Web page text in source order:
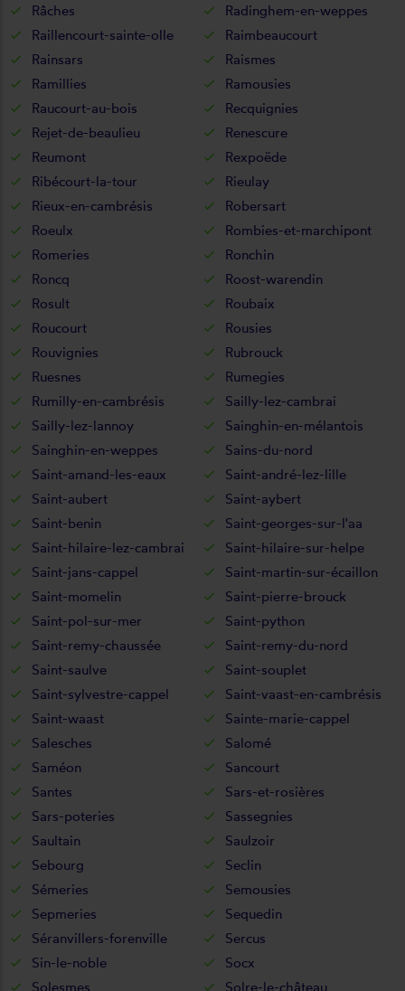
Râches
Radinghem-en-weppes
Raillencourt-sainte-olle
Raimbeaucourt
Rainsars
Raismes
Ramillies
Ramousies
Raucourt-au-bois
Recquignies
Rejet-de-beaulieu
Renescure
Reumont
Rexpoëde
Ribécourt-la-tour
Rieulay
Rieux-en-cambrésis
Robersart
Roeulx
Rombies-et-marchipont
Romeries
Ronchin
Roncq
Roost-warendin
Rosult
Roubaix
Roucourt
Rousies
Rouvignies
Rubrouck
Ruesnes
Rumegies
Rumilly-en-cambrésis
Sailly-lez-cambrai
Sailly-lez-lannoy
Sainghin-en-mélantois
Sainghin-en-weppes
Sains-du-nord
Saint-amand-les-eaux
Saint-andré-lez-lille
Saint-aubert
Saint-aybert
Saint-benin
Saint-georges-sur-l'aa
Saint-hilaire-lez-cambrai
Saint-hilaire-sur-helpe
Saint-jans-cappel
Saint-martin-sur-écaillon
Saint-momelin
Saint-pierre-brouck
Saint-pol-sur-mer
Saint-python
Saint-remy-chaussée
Saint-remy-du-nord
Saint-saulve
Saint-souplet
Saint-sylvestre-cappel
Saint-vaast-en-cambrésis
Saint-waast
Sainte-marie-cappel
Salesches
Salomé
Saméon
Sancourt
Santes
Sars-et-rosières
Sars-poteries
Sassegnies
Saultain
Saulzoir
Sebourg
Seclin
Sémeries
Semousies
Sepmeries
Sequedin
Séranvillers-forenville
Sercus
Sin-le-noble
Socx
Solesmes
Solre-le-château